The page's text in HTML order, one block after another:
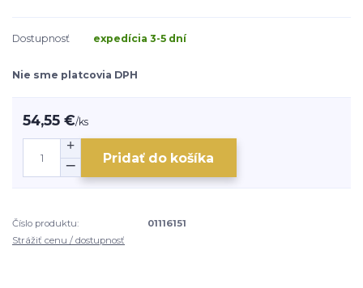
Dostupnosť expedícia 3-5 dní
Nie sme platcovia DPH
54,55 €/ks
Pridať do košíka
Číslo produktu:
01116151
Strážiť cenu / dostupnosť